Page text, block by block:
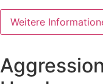
Weitere